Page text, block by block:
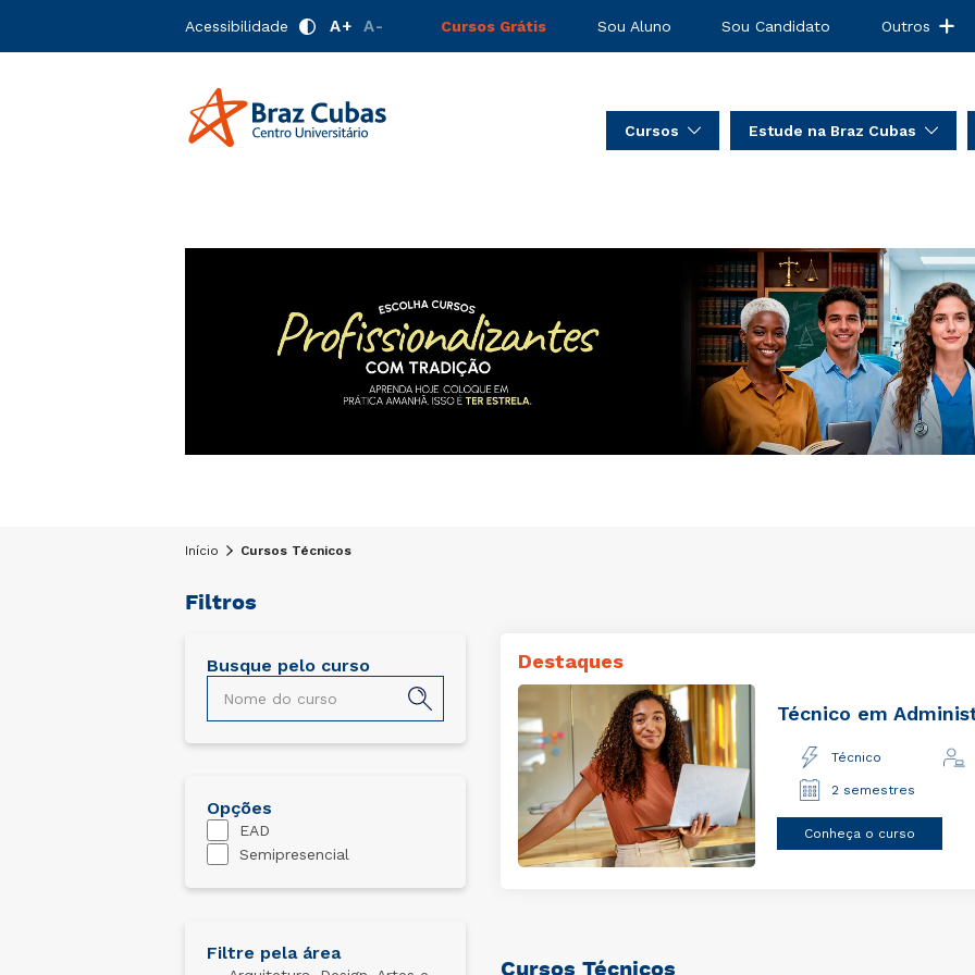
Acessibilidade A+ A- Cursos Grátis Sou Aluno Sou Candidato Outros
Cursos Estude na Braz Cubas
Início Cursos Técnicos
Filtros
Busque pelo curso
Opções
EAD
Semipresencial
Filtre pela área
Destaques
Técnico em Administração
Conheça o curso
Técnico em
Técnico
2 semestres
Conheça o curso